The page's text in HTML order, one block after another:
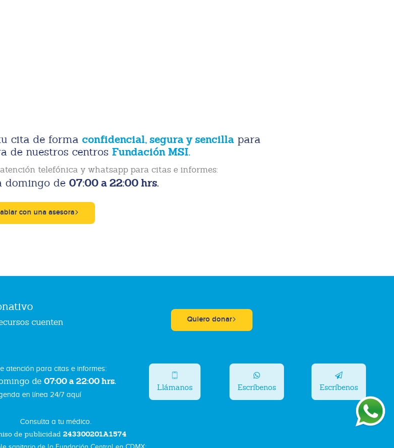
cita de forma confidencial, segura y sencillapara
de nuestros centros Fundación MSI.
telefónica y whatsapp para citas e informes:
domingo de 07:00 a 22:00 hrs.
con una asesora
cuenten
Quiero donar
atención para citas e informes:
de 07:00 a 22:00 hrs.
en línea 24/7 aquí
Llámanos Escríbenos Escríbenos
Consulta a tu médico.
de publicidad243300201A1574